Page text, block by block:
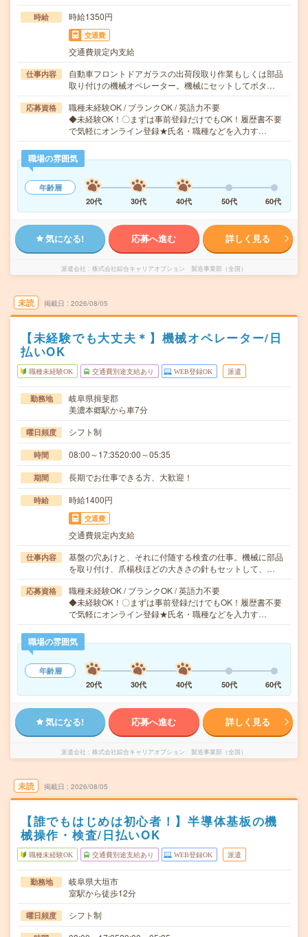
時給 時給1350円
交通費
交通費規定内支給
仕事内容
自動車フロントドアガラスの出荷段取り作業もしくは部品
取り付けの機械オペレーター。機械にセットしてボタ…
応募資格
職種未経験OK / ブランクOK / 英語力不要
◆未経験OK！〇まずは事前登録だけでもOK！履歴書不要
で気軽にオンライン登録★氏名・職種などを入力す…
職場の雰囲気
年齢層
20代
30代 40代 50代 60代
気になる! 応募へ進む 詳しく見る
派遣会社 株式会社綜合キャリアオプション 製造事業部（全国）
未読 掲載日 2026/08/05
【未経験でも大丈夫＊】機械オペレーター/日
払いOK
職種未経験OK 交通費別途支給あり WEB登録OK 派遣
勤務地
岐阜県揖斐郡
美濃本郷駅から車7分
曜日頻度 シフト制
時間 08:00～17:3520:00～05:35
期間 長期でお仕事できる方、大歓迎！
時給 時給1400円
交通費
交通費規定内支給
仕事内容
基盤の穴あけと、それに付随する検査の仕事。機械に部品
を取り付け、爪楊枝ほどの大きさの針もセットして、…
応募資格
職種未経験OK / ブランクOK / 英語力不要
◆未経験OK！〇まずは事前登録だけでもOK！履歴書不要
で気軽にオンライン登録★氏名・職種などを入力す…
職場の雰囲気
年齢層
20代
30代 40代 50代 60代
気になる! 応募へ進む 詳しく見る
派遣会社 株式会社綜合キャリアオプション 製造事業部（全国）
未読 掲載日 2026/08/05
【誰でもはじめは初心者！】半導体基板の機
械操作・検査/日払いOK
職種未経験OK 交通費別途支給あり WEB登録OK 派遣
勤務地
岐阜県大垣市
室駅から徒歩12分
曜日頻度 シフト制